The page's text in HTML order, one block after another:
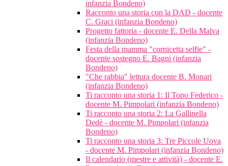
infanzia Bondeno)
Racconto una storia con la DAD - docente
C. Graci (infanzia Bondeno)
Progetto fattoria - docente E. Della Malva
(infanzia Bondeno)
Festa della mamma "cornicetta selfie" -
docente sostegno E. Bagni (infanzia
Bondeno)
"Che rabbia" lettura docente B. Monari
(infanzia Bondeno)
Ti racconto una storia 1: Il Topo Federico -
docente M. Pimpolari (infanzia Bondeno)
Ti racconto una storia 2: La Gallinella
Dedè - docente M. Pimpolari (infanzia
Bondeno)
Ti racconto una storia 3: Tre Piccole Uova
- docente M. Pimpolari (infanzia Bondeno)
Il calendario (mestre e attività) - docente E.